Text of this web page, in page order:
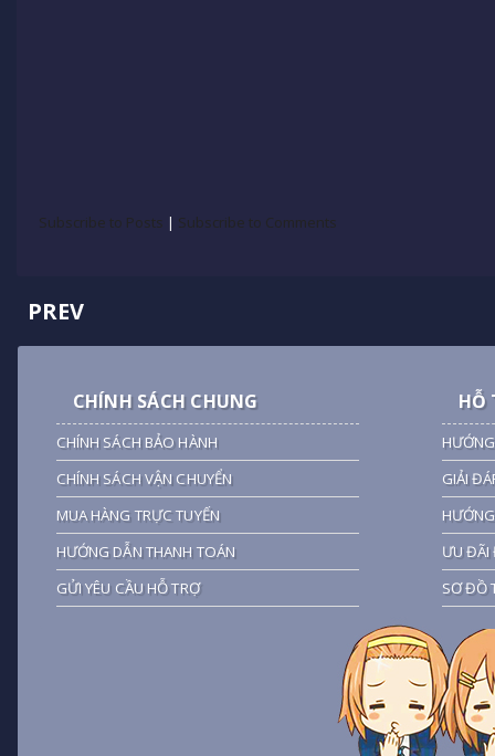
Subscribe to Posts | Subscribe to Comments
PREV
CHÍNH SÁCH CHUNG
CHÍNH SÁCH BẢO HÀNH
CHÍNH SÁCH VẬN CHUYỂN
MUA HÀNG TRỰC TUYẾN
HƯỚNG DẪN THANH TOÁN
GỬI YÊU CẦU HỖ TRỢ
HỖ
GIẢI
ƯU ĐÃI
SƠ ĐỒ